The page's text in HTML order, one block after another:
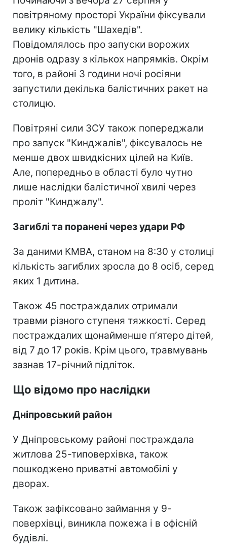
повітряному просторі України фіксували
велику кількість "Шахедів".
Повідомлялось про запуски ворожих
дронів одразу з кількох напрямків. Окрім
того, в районі 3 години ночі росіяни
запустили декілька балістичних ракет на
столицю.
Повітряні сили ЗСУ також попереджали
про запуск "Кинджалів", фіксувалось не
менше двох швидкісних цілей на Київ.
Але, попередньо в області було чутно
лише наслідки балістичної хвилі через
проліт "Кинджалу".
Загиблі та поранені через удари РФ
За даними КМВА, станом на 8:30 у столиці
кількість загиблих зросла до 8 осіб, серед
яких 1 дитина.
Також 45 постраждалих отримали
травми різного ступеня тяжкості. Серед
постраждалих щонайменше пʼятеро дітей,
від 7 до 17 років. Крім цього, травмувань
зазнав 17-річний підліток.
Що відомо про наслідки
Дніпровський район
У Дніпровському районі постраждала
житлова 25-типоверхівка, також
пошкоджено приватні автомобілі у
дворах.
Також зафіксовано займання у 9-
поверхівці, виникла пожежа і в офісній
будівлі.